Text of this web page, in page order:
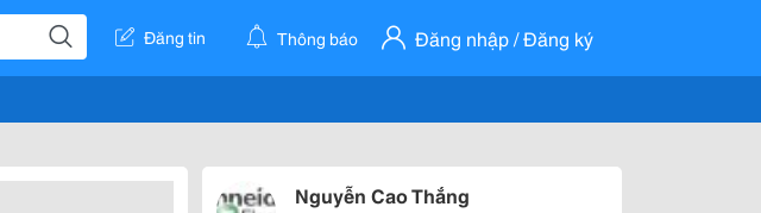
Đăng tin Thông báo Đăng nhập / Đăng ký
Nguyễn Cao Thắng